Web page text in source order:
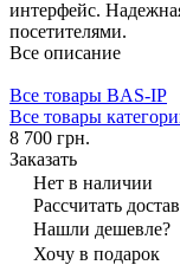
интерфейс.
посетителями.
Все описание
Все товары BAS-IP
Все товары
8 700 грн.
Заказать
Нет в наличии
Рассчитать
Нашли дешевле?
Хочу в подарок